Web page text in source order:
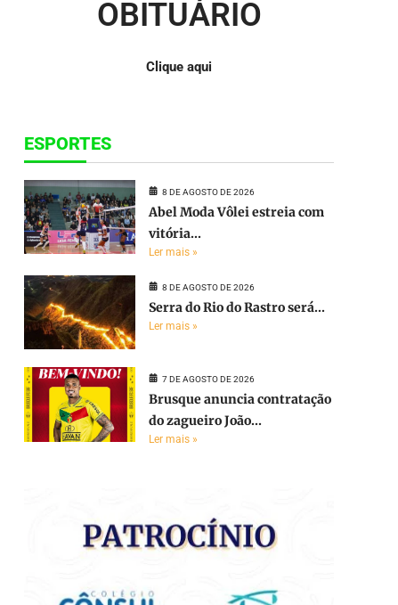
OBITUÁRIO
Clique aqui
ESPORTES
8 DE AGOSTO DE 2026
Abel Moda Vôlei estreia com
vitória...
Ler mais »
8 DE AGOSTO DE 2026
Serra do Rio do Rastro será...
Ler mais »
7 DE AGOSTO DE 2026
Brusque anuncia contratação
do zagueiro João...
Ler mais »